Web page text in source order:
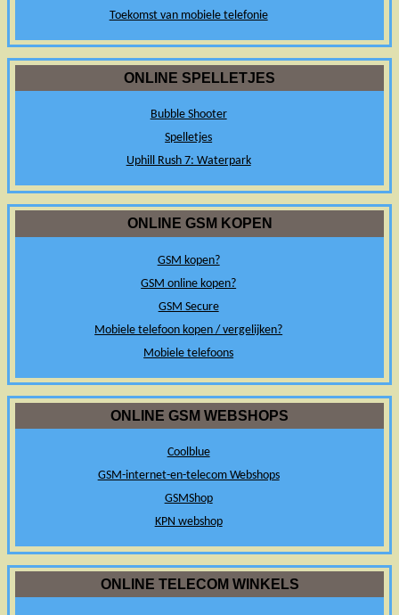
Toekomst van mobiele telefonie
ONLINE SPELLETJES
Bubble Shooter
Spelletjes
Uphill Rush 7: Waterpark
ONLINE GSM KOPEN
GSM kopen?
GSM online kopen?
GSM Secure
Mobiele telefoon kopen / vergelijken?
Mobiele telefoons
ONLINE GSM WEBSHOPS
Coolblue
GSM-internet-en-telecom Webshops
GSMShop
KPN webshop
ONLINE TELECOM WINKELS